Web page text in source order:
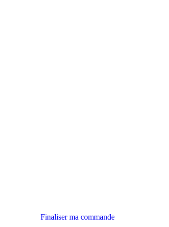
Finaliser ma commande